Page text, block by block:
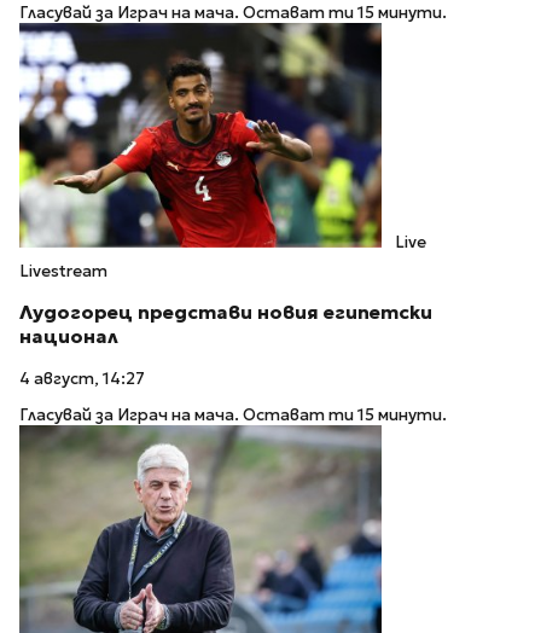
Гласувай за Играч на мача. Остават ти 15 минути.
Live
Livestream
Лудогорец представи новия египетски
национал
4 август, 14:27
Гласувай за Играч на мача. Остават ти 15 минути.